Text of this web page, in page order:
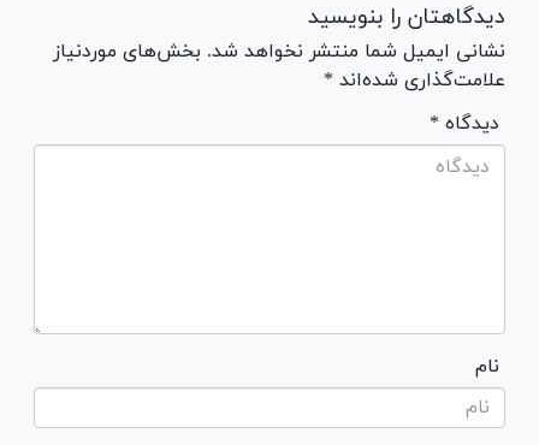
دیدگاهتان را بنویسید
نشانی ایمیل شما منتشر نخواهد شد. بخش‌های موردنیاز
علامت‌گذاری شده‌اند *
* دیدگاه
نام